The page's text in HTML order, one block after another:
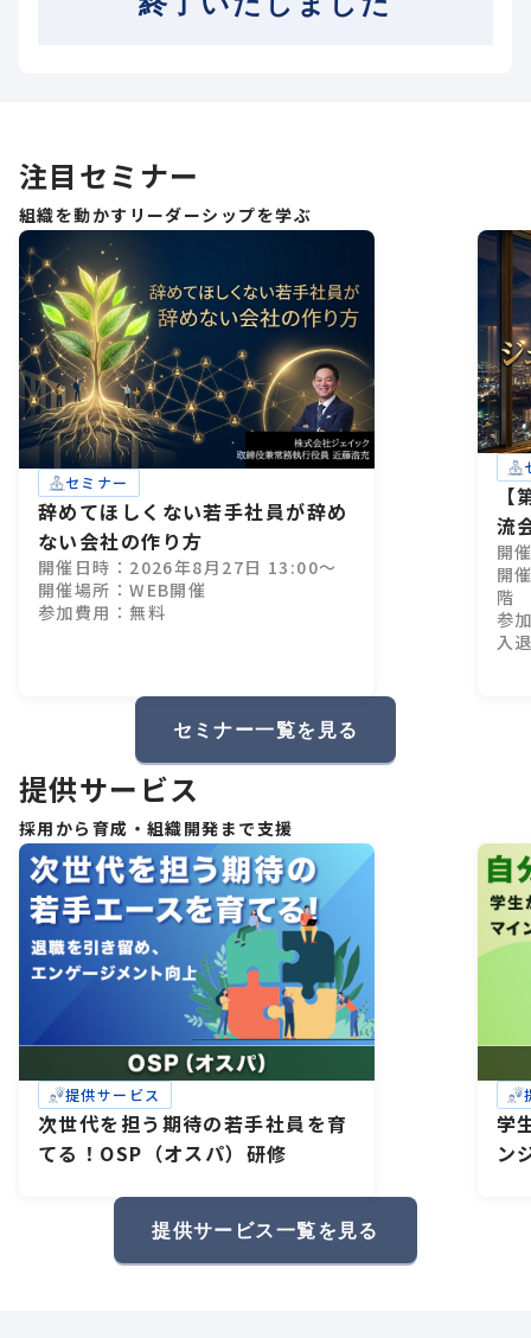
注目セミナー
組織を動かすリーダーシップを学ぶ
セミナー
辞めてほしくない若手社員が辞め
ない会社の作り方
開催日時：2026年8月27日 13:00～
開催場所：WEB開催
参加費用：無料
流
リ
開
開
階
参
入
セミナー一覧を見る
提供サービス
採用から育成・組織開発まで支援
提供サービス
次世代を担う期待の若手社員を育
てる！OSP（オスパ）研修
学
ン
提供サービス一覧を見る